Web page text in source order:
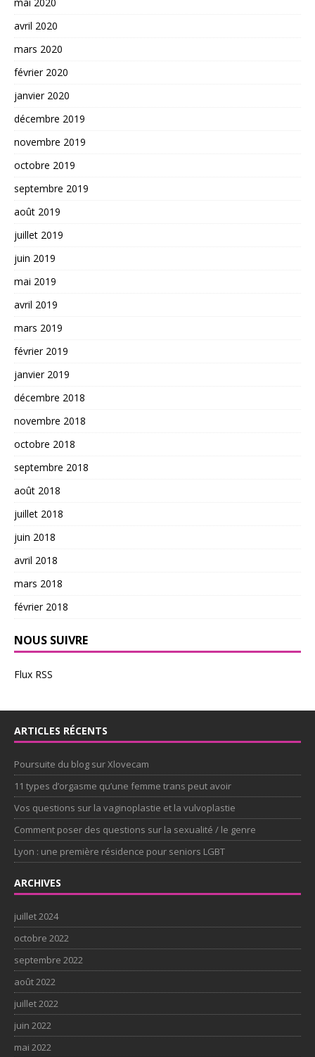
avril 2020
mars 2020
février 2020
janvier 2020
décembre 2019
novembre 2019
octobre 2019
septembre 2019
août 2019
juillet 2019
juin 2019
mai 2019
avril 2019
mars 2019
février 2019
janvier 2019
décembre 2018
novembre 2018
octobre 2018
septembre 2018
août 2018
juillet 2018
juin 2018
avril 2018
mars 2018
février 2018
NOUS SUIVRE
Flux RSS
ARTICLES RÉCENTS
Poursuite du blog sur Xlovecam
11 types d’orgasme qu’une femme trans peut avoir
Vos questions sur la vaginoplastie et la vulvoplastie
Comment poser des questions sur la sexualité / le genre
Lyon : une première résidence pour seniors LGBT
ARCHIVES
juillet 2024
octobre 2022
septembre 2022
août 2022
juillet 2022
juin 2022
mai 2022